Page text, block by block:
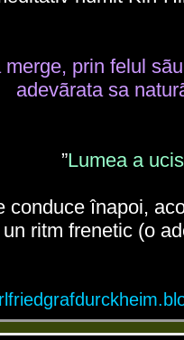
merge, prin felul
adevãrata sa
”Lumea a
conduce înapoi,
un ritm frenetic (o